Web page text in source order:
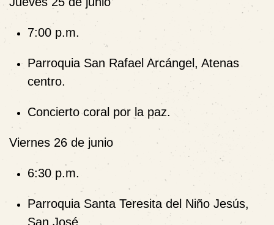
7:00 p.m.
Parroquia San Rafael Arcángel, Atenas
centro.
Concierto coral por la paz.
Viernes 26 de junio
6:30 p.m.
Parroquia Santa Teresita del Niño Jesús,
San José.